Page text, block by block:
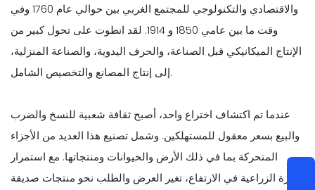
والاقتصادي والتكنولوجي للمجتمع الغربي بين حوالي عام 1760 وفي
وقت ما بين عامي 1850 و 1914. لقد انطوت على تحول كبير من
الإنتاج الميكانيكي قبل الصناعة، والحرف اليدوية، والصناعة المنزلية،
إلى إنتاج المصانع والتخصيص الشامل.
عندما تم اكتشاف اختراع واحد، أصبح ثقافة شعبية للنسخ والضرب
والبيع بسعر معقول للمستهلكين. وشمل تصنيع هذا العديد من الأجزاء
المتحركة بما في ذلك الأرض والحيوانات ومنتجاتها. مع استمرار
الثورة الزراعية في الارتفاع، تغير العرض والطلب نحو منتجات صديقة